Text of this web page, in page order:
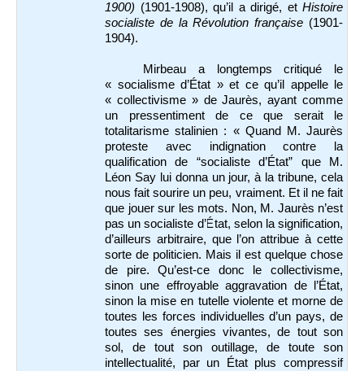
1900) (1901-1908), qu’il a dirigé, et Histoire
socialiste de la Révolution française (1901-
1904).
Mirbeau a longtemps critiqué le
« socialisme d’État » et ce qu’il appelle le
« collectivisme » de Jaurès, ayant comme
un pressentiment de ce que serait le
totalitarisme stalinien : « Quand M. Jaurès
proteste avec indignation contre la
qualification de “socialiste d’État” que M.
Léon Say lui donna un jour, à la tribune, cela
nous fait sourire un peu, vraiment. Et il ne fait
que jouer sur les mots. Non, M. Jaurès n’est
pas un socialiste d’État, selon la signification,
d’ailleurs arbitraire, que l’on attribue à cette
sorte de politicien. Mais il est quelque chose
de pire. Qu’est-ce donc le collectivisme,
sinon une effroyable aggravation de l’État,
sinon la mise en tutelle violente et morne de
toutes les forces individuelles d’un pays, de
toutes ses énergies vivantes, de tout son
sol, de tout son outillage, de toute son
intellectualité, par un État plus compressif